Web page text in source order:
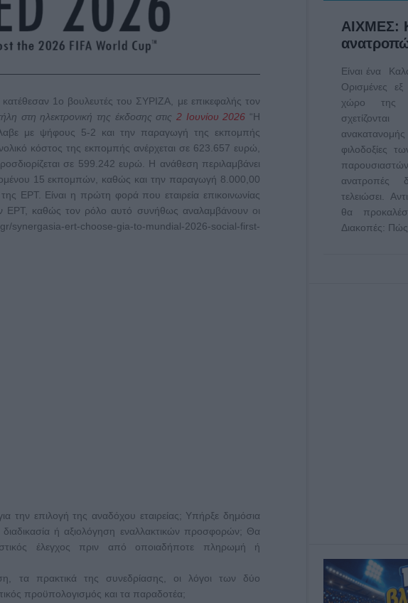
1ο βουλευτές του ΣΥΡΙΖΑ, με επικεφαλής τον
στη ηλεκτρονική της έκδοσης στις2 Ιουνίου 2026 “Η
με ψήφους 5-2 και την παραγωγή της εκπομπής
κόστος της εκπομπής ανέρχεται σε 623.657 ευρώ,
σε 599.242 ευρώ. Η ανάθεση περιλαμβάνει
15 εκπομπών, καθώς και την παραγωγή 8.000,00
ΕΡΤ. Είναι η πρώτη φορά που εταιρεία επικοινωνίας
ΕΡΤ, καθώς τον ρόλο αυτό συνήθως αναλαμβάνουν οι
synergasia-ert-choose-gia-to-mundial-2026-social-first-
την επιλογή της αναδόχου εταιρείας; Υπήρξε δημόσια
ή αξιολόγηση εναλλακτικών προσφορών; Θα
έλεγχος πριν από οποιαδήποτε πληρωμή ή
τα πρακτικά της συνεδρίασης, οι λόγοι των δύο
προϋπολογισμός και τα παραδοτέα;
ΑΙΧΜΕΣ:
Είναι ένα
Ορισμένες
χώρο της
φιλοδοξίες
ανατροπές
τελειώσει.
θα
Διακοπές: